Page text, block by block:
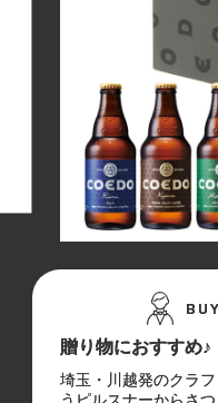
贈り物におすすめ♪
埼玉・川越発のクラ